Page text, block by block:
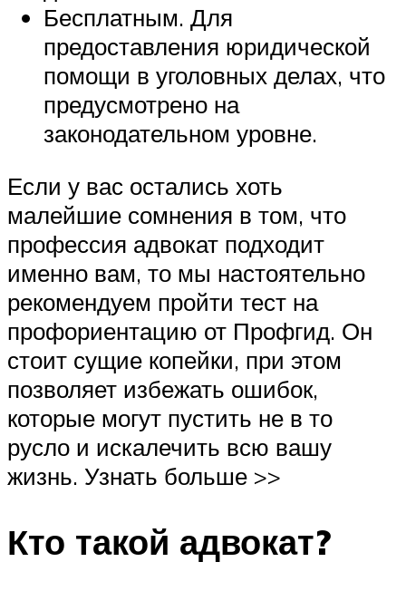
Бесплатным. Для
предоставления юридической
помощи в уголовных делах, что
предусмотрено на
законодательном уровне.
Если у вас остались хоть
малейшие сомнения в том, что
профессия адвокат подходит
именно вам, то мы настоятельно
рекомендуем пройти тест на
профориентацию от Профгид. Он
стоит сущие копейки, при этом
позволяет избежать ошибок,
которые могут пустить не в то
русло и искалечить всю вашу
жизнь. Узнать больше >>
Кто такой адвокат?